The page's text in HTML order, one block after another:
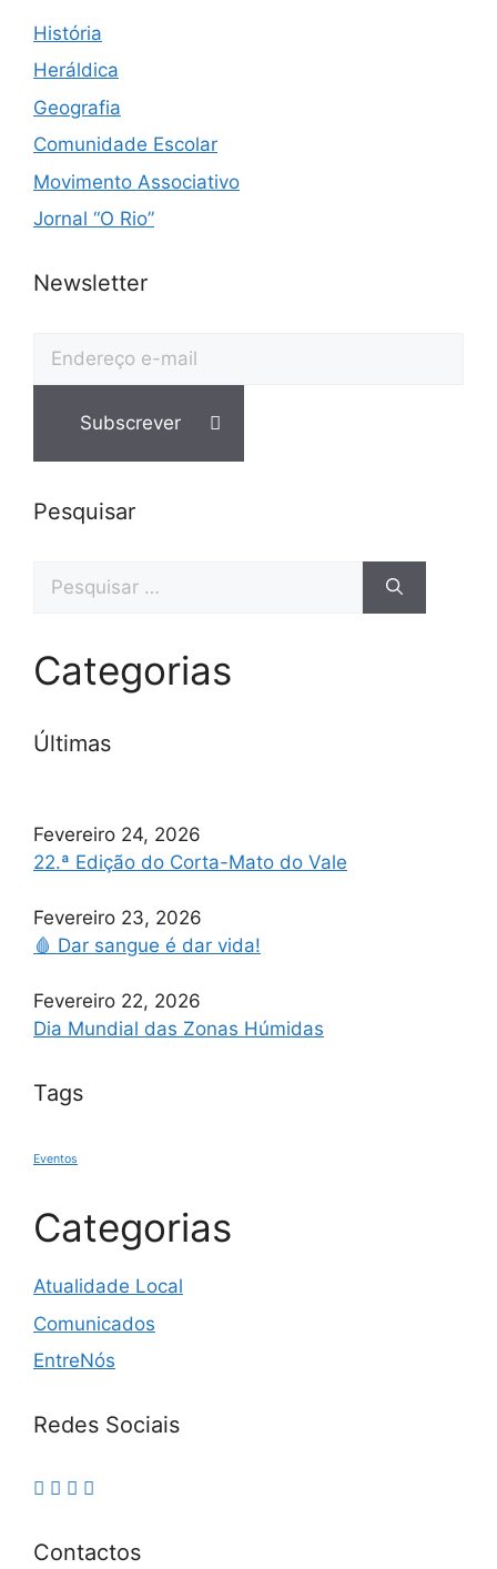
História
Heráldica
Geografia
Comunidade Escolar
Movimento Associativo
Jornal “O Rio”
Newsletter
Pesquisar
Categorias
Últimas
Fevereiro 24, 2026
22.ª Edição do Corta-Mato do Vale
Fevereiro 23, 2026
🩸 Dar sangue é dar vida!
Fevereiro 22, 2026
Dia Mundial das Zonas Húmidas
Tags
Eventos
Categorias
Atualidade Local
Comunicados
EntreNós
Redes Sociais
Contactos